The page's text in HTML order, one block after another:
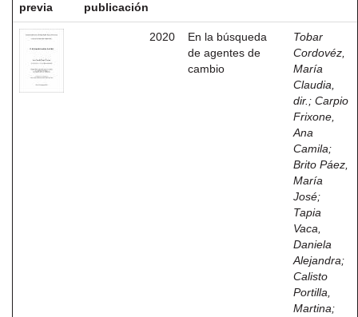
previa
publicación
2020
En la búsqueda
de agentes de
cambio
Tobar
Cordovéz,
María
Claudia,
dir. ; Carpio
Frixone,
Ana
Camila;
Brito Páez,
María
José;
Tapia
Vaca,
Daniela
Alejandra;
Calisto
Portilla,
Martina;